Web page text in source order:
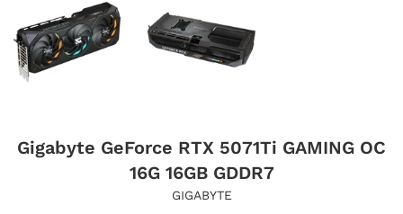
Gigabyte GeForce RTX 5071Ti GAMING OC
16G 16GB GDDR7
GIGABYTE